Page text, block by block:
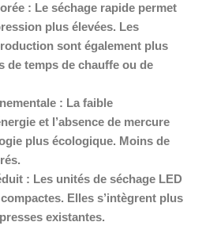
: Le séchage rapide permet
plus élevées. Les
sont également plus
de temps de chauffe ou de
: La faible
et l’absence de mercure
plus écologique. Moins de
: Les unités de séchage LED
Elles s’intègrent plus
existantes.